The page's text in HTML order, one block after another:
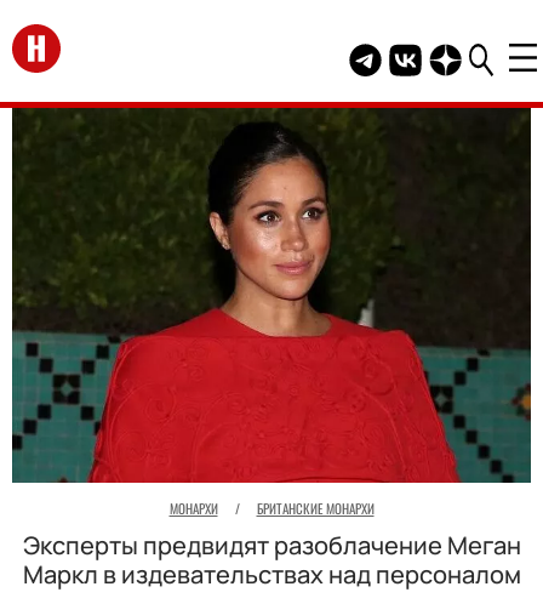
Перейти на главную
Telegram канал
Группа HELLO
Канал
МОНАРХИ / БРИТАНСКИЕ МОНАРХИ
Эксперты предвидят разоблачение Меган
Маркл в издевательствах над персоналом